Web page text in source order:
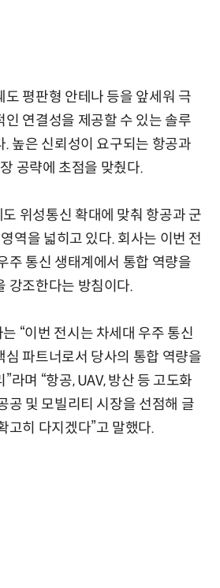
도 평판형 안테나 등을 앞세워 극
인 연결성을 제공할 수 있는 솔루
. 높은 신뢰성이 요구되는 항공과
공략에 초점을 맞췄다.
위성통신 확대에 맞춰 항공과 군
역을 넓히고 있다. 회사는 이번 전
주 통신 생태계에서 통합 역량을
강조한다는 방침이다.
“이번 전시는 차세대 우주 통신
심 파트너로서 당사의 통합 역량을
라며 “항공, UAV, 방산 등 고도화
공 및 모빌리티 시장을 선점해 글
고히 다지겠다”고 말했다.